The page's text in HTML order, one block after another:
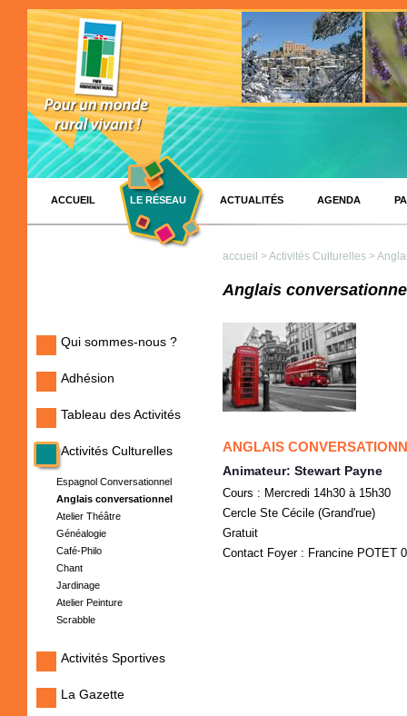
ACCUEIL LE RÉSEAU ACTUALITÉS AGENDA
Qui sommes-nous ?
Adhésion
Tableau des Activités
Activités Culturelles
Espagnol Conversationnel
Anglais conversationnel
Atelier Théâtre
Généalogie
Café-Philo
Chant
Jardinage
Atelier Peinture
Scrabble
Activités Sportives
La Gazette
accueil >Activités Culturelles >
Anglais
ANGLAIS
Animateur: Stewart Payne
Cours : Mercredi 14h30 à 15h30
Cercle Ste Cécile (Grand'rue)
Gratuit
Contact Foyer : Francine POTET